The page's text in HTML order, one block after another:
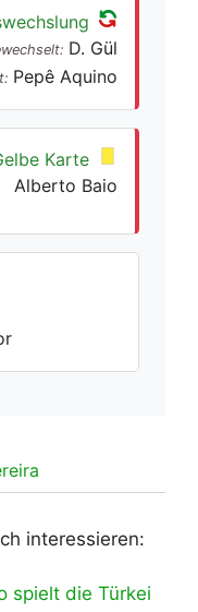
D. Gül
Pepê Aquino
Karte
Alberto Baio
interessieren:
spielt die Türkei